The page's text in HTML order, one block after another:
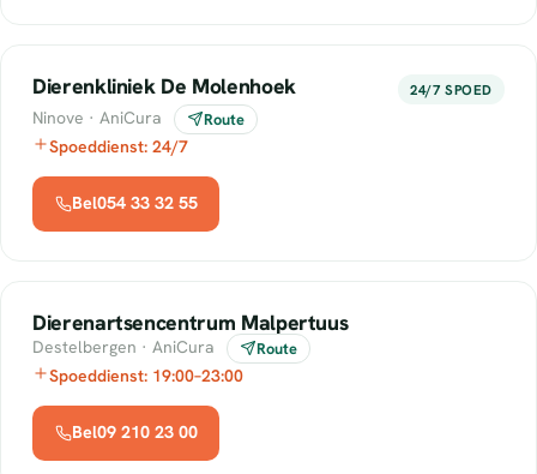
Dierenkliniek De Molenhoek 24/7 SPOED
Ninove · AniCura Route
Spoeddienst: 24/7
Bel054 33 32 55
Dierenartsencentrum Malpertuus
Destelbergen · AniCura Route
Spoeddienst: 19:00–23:00
Bel09 210 23 00